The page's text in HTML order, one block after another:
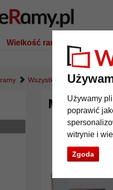
Używamy
poprawić
witrynie i
Zgoda
Wielkość ramy
Wszystkie formaty